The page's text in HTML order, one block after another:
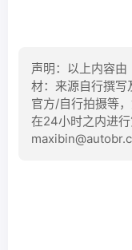
声明：以上内容
材：来源自行撰
官方/自行拍摄等
在24小时之内进行